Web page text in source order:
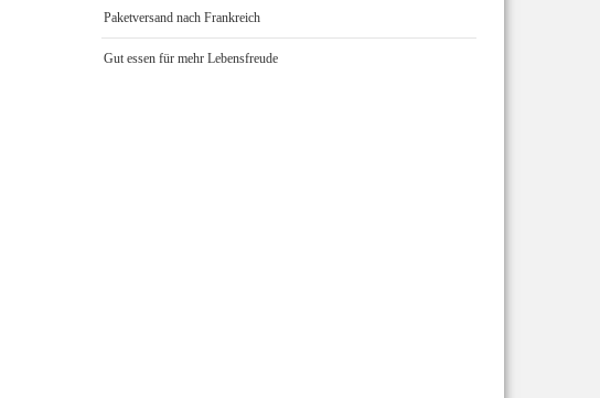
Paketversand nach Frankreich
Gut essen für mehr Lebensfreude